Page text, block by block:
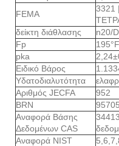
FEMA
3321
δείκτη διάθλασης
n20/
Fp
195°F
pka
Ειδικό Βάρος
Υδατοδιαλυτότητα
Αριθμός JECFA
952
BRN
Αναφορά Βάσης
Δεδομένων CAS
Αναφορά NIST